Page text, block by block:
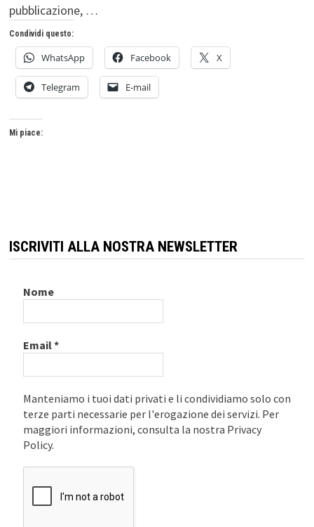
pubblicazione, …
Condividi questo:
WhatsApp Facebook X
Telegram E-mail
Mi piace:
ISCRIVITI ALLA NOSTRA NEWSLETTER
Nome
Email*
Manteniamo i tuoi dati privati e li condividiamo solo con
terze parti necessarie per l'erogazione dei servizi. Per
maggiori informazioni, consulta la nostra Privacy
Policy.